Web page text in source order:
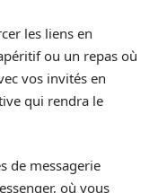
les liens en
ou un repas où
vos invités en
qui rendra le
de messagerie
où vous